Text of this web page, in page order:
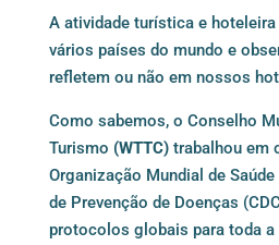
A atividade turística e
vários países do mundo e
refletem ou não em nossos
Como sabemos, o Conselho
Turismo (WTTC)trabalhou em
Organização Mundial de Saúde
de Prevenção de Doenças
protocolos globais para toda a